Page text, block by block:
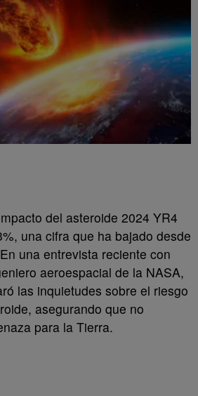
del asteroide 2024 YR4
una cifra que ha bajado desde
una entrevista reciente con
aeroespacial de la NASA,
las inquietudes sobre el riesgo
asegurando que no
para la Tierra.